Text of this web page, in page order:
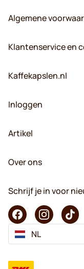
Algemene
Klantenservice en
Kaffekapslen.nl
Inloggen
Artikel
Over ons
Schrijf je in voor
NL